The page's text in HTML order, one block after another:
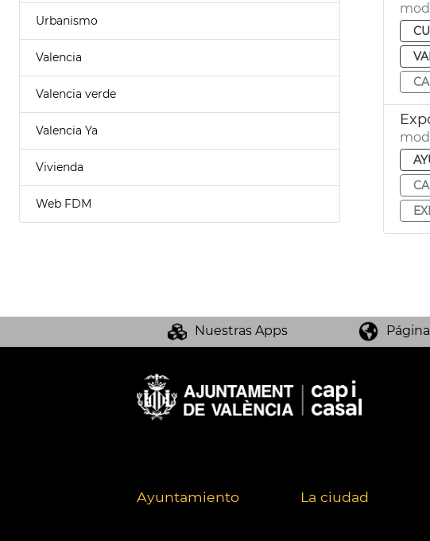
Urbanismo
Valencia
Valencia verde
Valencia Ya
Vivienda
Web FDM
Nuestras Apps
Ayuntamiento La ciudad